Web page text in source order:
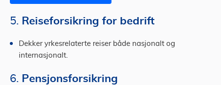
5. Reiseforsikring for bedrift
Dekker yrkesrelaterte reiser både nasjonalt og
internasjonalt.
6. Pensjonsforsikring